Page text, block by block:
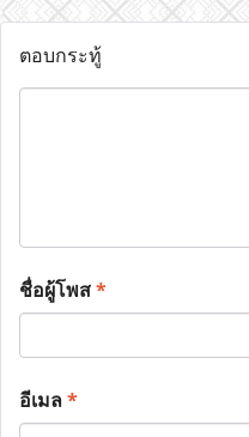
ตอบกระทู้
ชื่อผู้โพส*
อีเมล*